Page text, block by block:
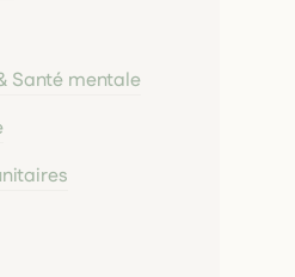
Santé mentale